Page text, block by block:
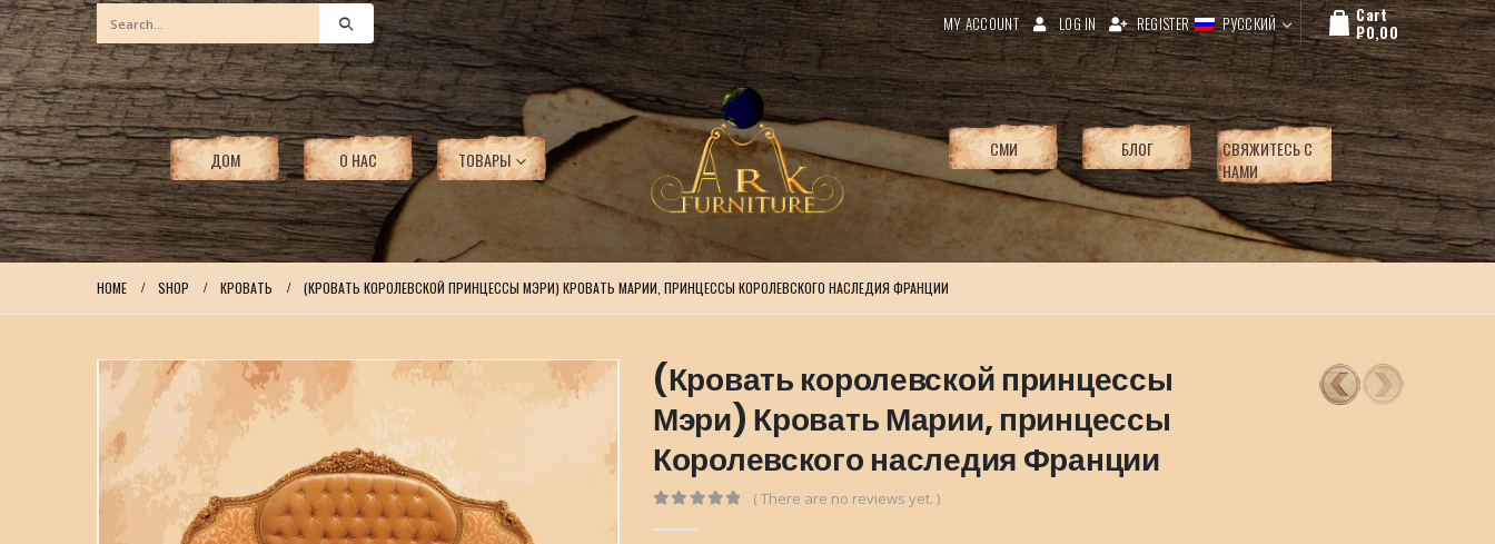
MY ACCOUNT LOG IN REGISTER РУССКИЙ Cart
₽0,00
ДОМ О НАС ТОВАРЫ СМИ БЛОГ
СВЯЖИТЕСЬ С
НАМИ
HOME SHOP КРОВАТЬ (КРОВАТЬ КОРОЛЕВСКОЙ ПРИНЦЕССЫ МЭРИ) КРОВАТЬ МАРИИ, ПРИНЦЕССЫ КОРОЛЕВСКОГО НАСЛЕДИЯ ФРАНЦИИ
(Кровать королевской принцессы
Мэри) Кровать Марии, принцессы
Королевского наследия Франции
( There are no reviews yet. )